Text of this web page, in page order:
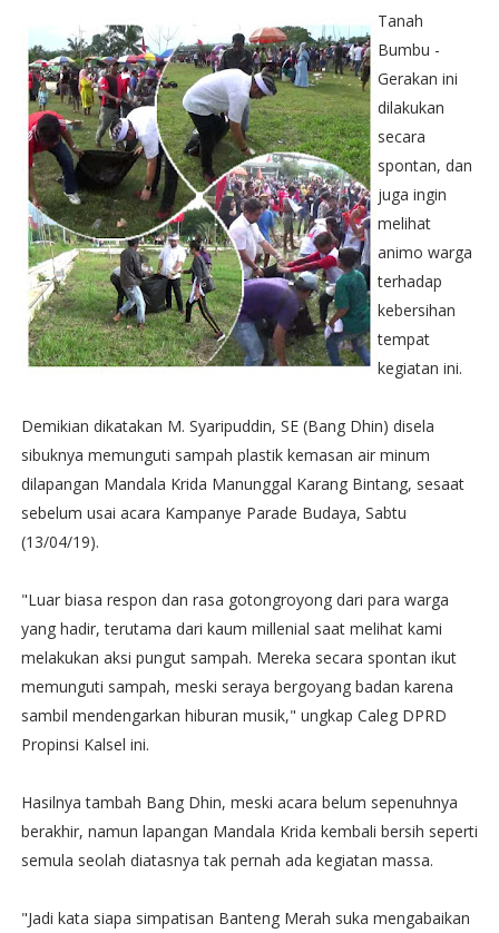
Tanah
Bumbu -
Gerakan ini
dilakukan
secara
spontan, dan
juga ingin
melihat
animo warga
terhadap
kebersihan
tempat
kegiatan ini.
Demikian dikatakan M. Syaripuddin, SE (Bang Dhin) disela
sibuknya memunguti sampah plastik kemasan air minum
dilapangan Mandala Krida Manunggal Karang Bintang, sesaat
sebelum usai acara Kampanye Parade Budaya, Sabtu
(13/04/19).
"Luar biasa respon dan rasa gotongroyong dari para warga
yang hadir, terutama dari kaum millenial saat melihat kami
melakukan aksi pungut sampah. Mereka secara spontan ikut
memunguti sampah, meski seraya bergoyang badan karena
sambil mendengarkan hiburan musik," ungkap Caleg DPRD
Propinsi Kalsel ini.
Hasilnya tambah Bang Dhin, meski acara belum sepenuhnya
berakhir, namun lapangan Mandala Krida kembali bersih seperti
semula seolah diatasnya tak pernah ada kegiatan massa.
"Jadi kata siapa simpatisan Banteng Merah suka mengabaikan